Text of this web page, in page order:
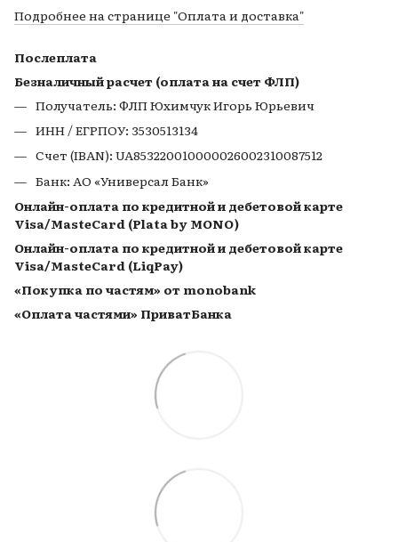
Подробнее на странице "Оплата и доставка"
Послеплата
Безналичный расчет (оплата на счет ФЛП)
Получатель: ФЛП Юхимчук Игорь Юрьевич
ИНН / ЕГРПОУ: 3530513134
Счет (IBAN): UA853220010000026002310087512
Банк: АО «Универсал Банк»
Онлайн-оплата по кредитной и дебетовой карте
Visa/MasteCard (Plata by MONO)
Онлайн-оплата по кредитной и дебетовой карте
Visa/MasteCard (LiqPay)
«Покупка по частям» от monobank
«Оплата частями» ПриватБанка